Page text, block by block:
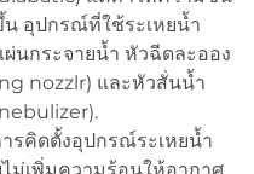
อุปกรณ์ที่ใช้ระเหยน้ำ
นกระจายน้ำ หัวฉีดละออง
nozzlr) และหัวสั่นน้ำ
รคิดตั้งอุปกรณ์ระเหยน้ำ